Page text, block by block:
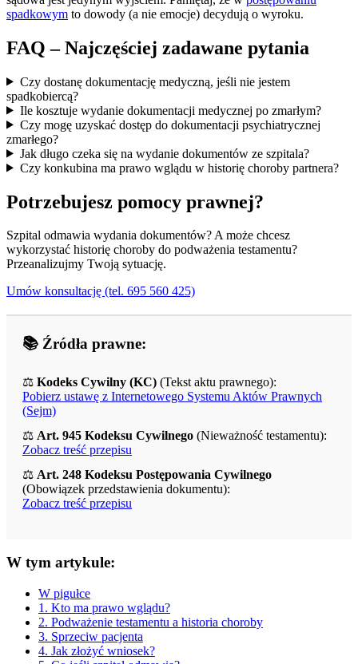
spadkowym to dowody (a nie emocje) decydują o wyroku.
FAQ – Najczęściej zadawane pytania
Czy dostanę dokumentację medyczną, jeśli nie jestem
spadkobiercą?
Ile kosztuje wydanie dokumentacji medycznej po zmarłym?
Czy mogę uzyskać dostęp do dokumentacji psychiatrycznej
zmarłego?
Jak długo czeka się na wydanie dokumentów ze szpitala?
Czy konkubina ma prawo wglądu w historię choroby partnera?
Potrzebujesz pomocy prawnej?
Szpital odmawia wydania dokumentów? A może chcesz
wykorzystać historię choroby do podważenia testamentu?
Przeanalizujmy Twoją sytuację.
Umów konsultację (tel. 695 560 425)
📚 Źródła prawne:
⚖️ Kodeks Cywilny (KC) (Tekst aktu prawnego):
Pobierz ustawę z Internetowego Systemu Aktów Prawnych
(Sejm)
⚖️ Art. 945 Kodeksu Cywilnego (Nieważność testamentu):
Zobacz treść przepisu
⚖️ Art. 248 Kodeksu Postępowania Cywilnego
(Obowiązek przedstawienia dokumentu):
Zobacz treść przepisu
W tym artykule:
W pigułce
1. Kto ma prawo wglądu?
2. Podważenie testamentu a historia choroby
3. Sprzeciw pacjenta
4. Jak złożyć wniosek?